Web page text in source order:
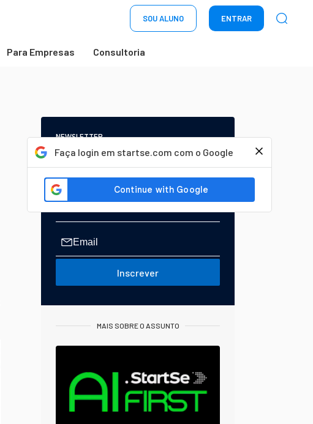
SOU ALUNO ENTRAR
Para Empresas Consultoria
Faça login em startse.com com o Google
NEWSLETTER
Start Seu dia:
A Newsletter do AGORA!
Inscrever
MAIS SOBRE O ASSUNTO